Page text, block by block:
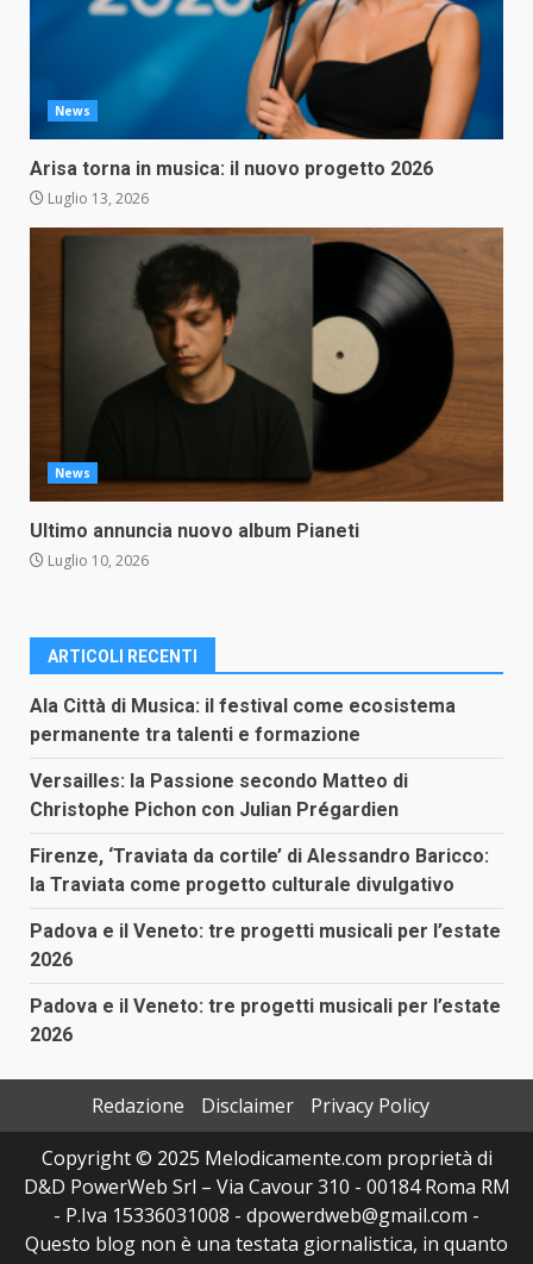
News
Arisa torna in musica: il nuovo progetto 2026
Luglio 13, 2026
News
Ultimo annuncia nuovo album Pianeti
Luglio 10, 2026
ARTICOLI RECENTI
Ala Città di Musica: il festival come ecosistema
permanente tra talenti e formazione
Versailles: la Passione secondo Matteo di
Christophe Pichon con Julian Prégardien
Firenze, ‘Traviata da cortile’ di Alessandro Baricco:
la Traviata come progetto culturale divulgativo
Padova e il Veneto: tre progetti musicali per l’estate
2026
Padova e il Veneto: tre progetti musicali per l’estate
2026
Redazione Disclaimer
Privacy Policy
Copyright © 2025 Melodicamente.com proprietà di
D&D PowerWeb Srl – Via Cavour 310 - 00184 Roma RM
- P.Iva 15336031008 - dpowerdweb@gmail.com -
Questo blog non è una testata giornalistica, in quanto